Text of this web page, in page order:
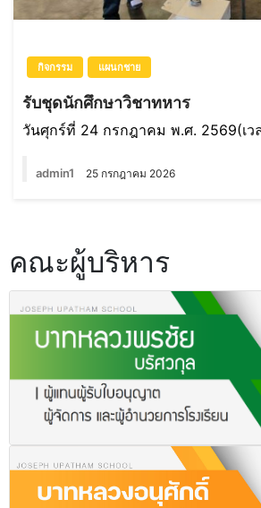
กิจกรรม แผนกชาย
รับชุดนักศึกษาวิชาทหาร
วันศุกร์ที่ 24 กรกฎาคม พ.ศ. 2569(เว
admin1 25 กรกฎาคม 2026
คณะผู้บริหาร